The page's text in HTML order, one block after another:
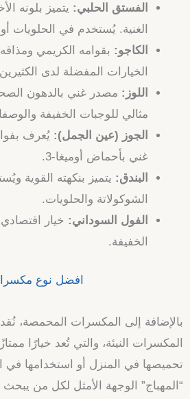
الفستق الحلبي: يتميز بلونه
الغنية. يُستخدم في الحلويات
الكاجو: بقوامه الكريمي
الخيارات المفضلة لدى
اللوز: مصدر غني بالدهون
مثالي للوجبات الخفيفة
الجوز (عين الجمل): يُعرف
غني بأحماض أوميغا-3.
البندق: يتميز بنكهته القوية
الشوكولاتة والحلويات.
الفول السوداني: خيار
الخفيفة.
افضل نوع
بالإضافة إلى المكسرات المحمصة،
المكسرات النيئة، والتي تُعد خيارًا
تحميصها في المنزل أو استخدامها في
“المهباج” الوجهة الأمثل لكل من